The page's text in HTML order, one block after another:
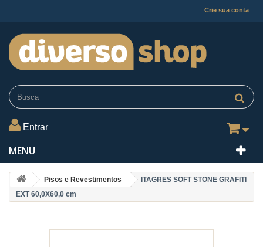
Crie sua conta
Entrar
MENU
Pisos e Revestimentos
ITAGRES SOFT STONE GRAFITI
EXT 60,0X60,0 cm